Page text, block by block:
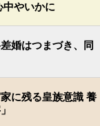
中やいかに
婚はつまづき、同
に残る皇族意識 養